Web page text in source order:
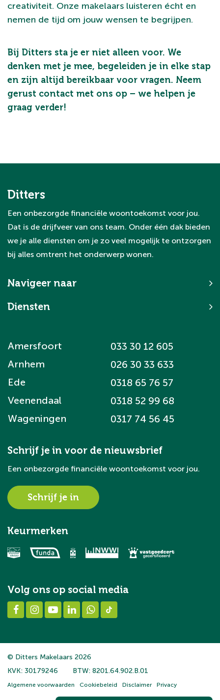
creativiteit. Onze makelaars luisteren écht en
nemen de tijd om jouw wensen te begrijpen.
Bij Ditters sta je er niet alleen voor. We
denken met je mee, begeleiden je in elke stap
en zijn altijd bereikbaar voor vragen. Neem
gerust contact met ons op – we helpen je
graag verder!
Ditters
Een onbezorgde financiële woontoekomst voor jou.
Dat is de drijfveer van ons team. Onder één dak bieden
we je alle diensten om je zo veel mogelijk te ontzorgen
bij alles omtrent het onderwerp wonen.
Navigeer naar
Diensten
Amersfoort
033 30 12 605
Arnhem
026 30 33 633
Ede
0318 65 76 57
Veenendaal
0318 52 99 68
Wageningen
0317 74 56 45
Schrijf je in voor de nieuwsbrief
Een onbezorgde financiële woontoekomst voor jou.
Schrijf je in
Keurmerken
Volg ons op social media
© Ditters Makelaars 2026
KVK: 30179246
BTW: 8201.64.902.B.01
Algemene voorwaarden Cookiebeleid Disclaimer Privacy